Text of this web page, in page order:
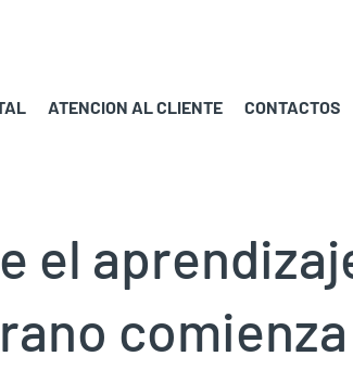
ATENCION AL CLIENTE CONTACTOS
el